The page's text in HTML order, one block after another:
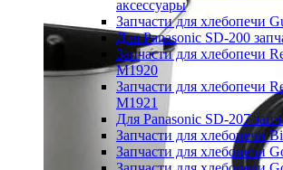
аксессуары
Запчасти для хлебопечи
Для Panasonic SD-200
Запчасти для хлебопечи
M1920
Запчасти для хлебопечи
M1921
Для Panasonic SD-207
Запчасти для хлебопечи
Запчасти для хлебопечи